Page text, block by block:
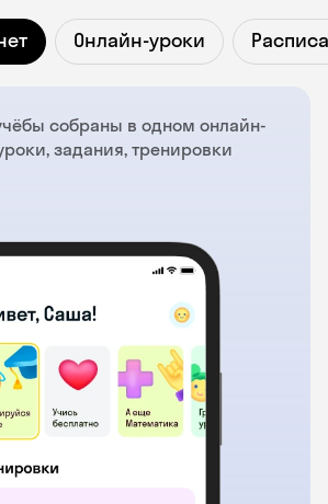
Онлайн-уроки
собраны в одном онлайн-
задания, тренировки